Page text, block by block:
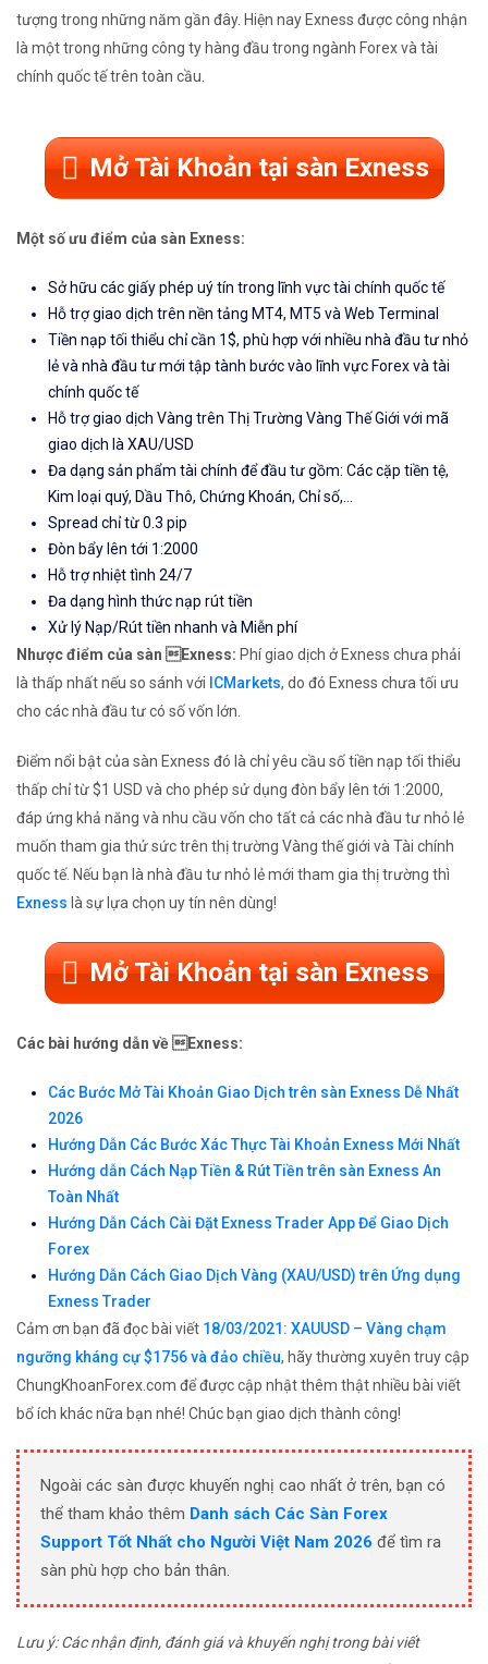
tượng trong những năm gần đây. Hiện nay Exness được công nhận
là một trong những công ty hàng đầu trong ngành Forex và tài
chính quốc tế trên toàn cầu.
Mở Tài Khoản tại sàn Exness
Một số ưu điểm của sàn Exness:
Sở hữu các giấy phép uý tín trong lĩnh vực tài chính quốc tế
Hỗ trợ giao dịch trên nền tảng MT4, MT5 và Web Terminal
Tiền nạp tối thiểu chỉ cần 1$, phù hợp với nhiều nhà đầu tư nhỏ
lẻ và nhà đầu tư mới tập tành bước vào lĩnh vực Forex và tài
chính quốc tế
Hỗ trợ giao dịch Vàng trên Thị Trường Vàng Thế Giới với mã
giao dịch là XAU/USD
Đa dạng sản phẩm tài chính để đầu tư gồm: Các cặp tiền tệ,
Kim loại quý, Dầu Thô, Chứng Khoán, Chỉ số,...
Spread chỉ từ 0.3 pip
Đòn bẩy lên tới 1:2000
Hỗ trợ nhiệt tình 24/7
Đa dạng hình thức nạp rút tiền
Xử lý Nạp/Rút tiền nhanh và Miễn phí
Nhược điểm của sàn Exness: Phí giao dịch ở Exness chưa phải
là thấp nhất nếu so sánh với ICMarkets, do đó Exness chưa tối ưu
cho các nhà đầu tư có số vốn lớn.
Điểm nổi bật của sàn Exness đó là chỉ yêu cầu số tiền nạp tối thiểu
thấp chỉ từ $1 USD và cho phép sử dụng đòn bẩy lên tới 1:2000,
đáp ứng khả năng và nhu cầu vốn cho tất cả các nhà đầu tư nhỏ lẻ
muốn tham gia thử sức trên thị trường Vàng thế giới và Tài chính
quốc tế. Nếu bạn là nhà đầu tư nhỏ lẻ mới tham gia thị trường thì
Exness là sự lựa chọn uy tín nên dùng!
Mở Tài Khoản tại sàn Exness
Các bài hướng dẫn về Exness:
Các Bước Mở Tài Khoản Giao Dịch trên sàn Exness Dễ Nhất
2026
Hướng Dẫn Các Bước Xác Thực Tài Khoản Exness Mới Nhất
Hướng dẫn Cách Nạp Tiền & Rút Tiền trên sàn Exness An
Toàn Nhất
Hướng Dẫn Cách Cài Đặt Exness Trader App Để Giao Dịch
Forex
Hướng Dẫn Cách Giao Dịch Vàng (XAU/USD) trên Ứng dụng
Exness Trader
Cảm ơn bạn đã đọc bài viết 18/03/2021: XAUUSD – Vàng chạm
ngưỡng kháng cự $1756 và đảo chiều, hãy thường xuyên truy cập
ChungKhoanForex.com để được cập nhật thêm thật nhiều bài viết
bổ ích khác nữa bạn nhé! Chúc bạn giao dịch thành công!
Ngoài các sàn được khuyến nghị cao nhất ở trên, bạn có
thể tham khảo thêm Danh sách Các Sàn Forex
Support Tốt Nhất cho Người Việt Nam 2026 để tìm ra
sàn phù hợp cho bản thân.
Lưu ý: Các nhận định, đánh giá và khuyến nghị trong bài viết